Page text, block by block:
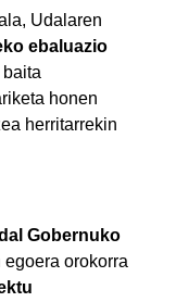
Udalaren
ebaluazio
honen
herritarrekin
Gobernuko
orokorra